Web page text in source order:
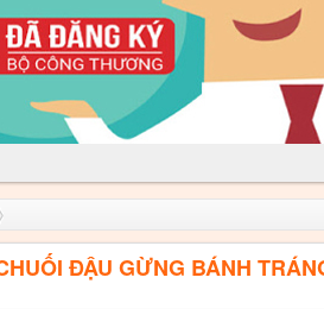
ĐẬU GỪNG BÁNH